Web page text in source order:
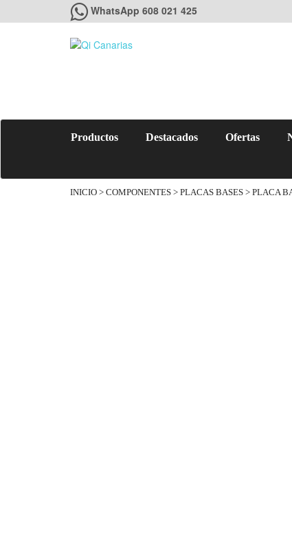
WhatsApp 608 021 425
Productos Destacados Ofertas
INICIO > COMPONENTES > PLACAS BASES > PLACA